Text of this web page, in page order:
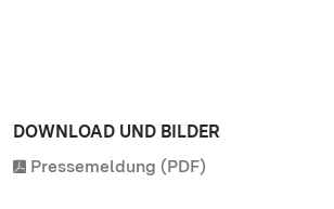
DOWNLOAD UND BILDER
Pressemeldung (PDF)